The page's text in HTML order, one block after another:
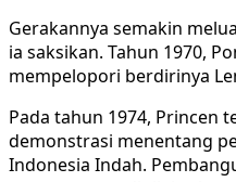
Gerakannya semakin
ia saksikan. Tahun 1970,
mempelopori berdirinya
Pada tahun 1974, Princen
demonstrasi menentang
Indonesia Indah.